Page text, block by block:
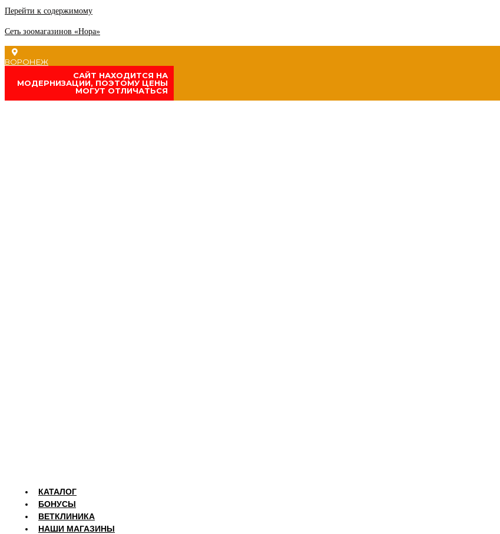
Перейти к содержимому
Сеть зоомагазинов «Нора»
ВОРОНЕЖ
CАЙТ НАХОДИТСЯ НА
МОДЕРНИЗАЦИИ, ПОЭТОМУ ЦЕНЫ
МОГУТ ОТЛИЧАТЬСЯ
КАТАЛОГ
БОНУСЫ
ВЕТКЛИНИКА
НАШИ МАГАЗИНЫ